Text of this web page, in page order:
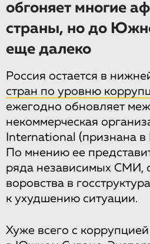
обгоняет многие
страны, но до
еще далеко
Россия остается в
стран по уровню
ежегодно обновляет
некоммерческая
International (признана
По мнению ее
ряда независимых СМИ,
воровства в
к ухудшению ситуации.
Хуже всего с